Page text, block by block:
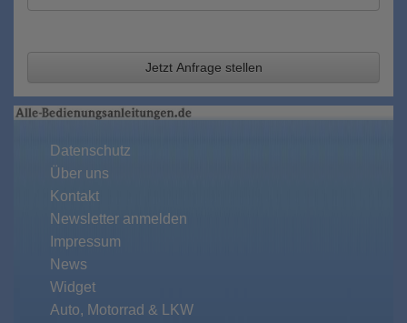
Jetzt Anfrage stellen
Datenschutz
Über uns
Kontakt
Newsletter anmelden
Impressum
News
Widget
Auto, Motorrad & LKW